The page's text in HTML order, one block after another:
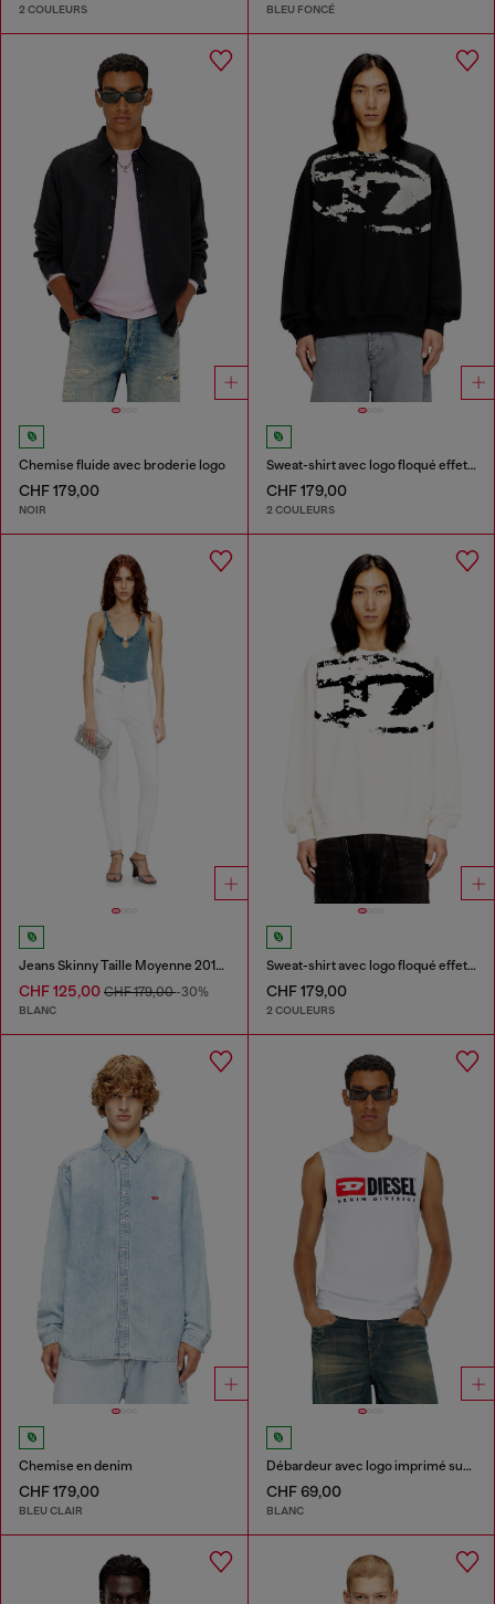
2 COULEURS BLEU FONCÉ
Chemise fluide avec broderie logo
CHF 179,00
NOIR
Sweat-shirt avec logo floqué effet vieilli
CHF 179,00
2 COULEURS
Jeans Skinny Taille Moyenne 2017 Slandy
CHF 125,00 CHF 179,00-30%
BLANC
Sweat-shirt avec logo floqué effet vieilli
CHF 179,00
2 COULEURS
Chemise en denim
CHF 179,00
BLEU CLAIR
Débardeur avec logo imprimé sur le devant
CHF 69,00
BLANC